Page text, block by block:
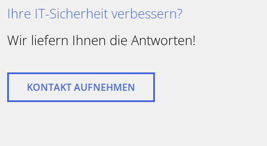
Ihre IT-Sicherheit verbessern?
Wir liefern Ihnen die Antworten!
KONTAKT AUFNEHMEN